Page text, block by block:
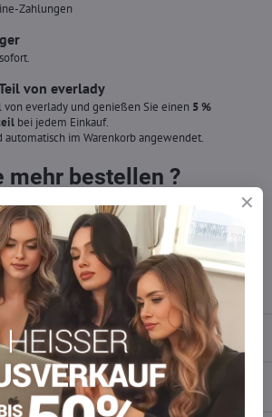
Zahlungen
von everlady
von everlady und genießen Sie einen 5 %
bei jedem Einkauf.
automatisch im Warenkorb angewendet.
mehr bestellen ?
kontaktieren, wir füllen die Ware für Sie